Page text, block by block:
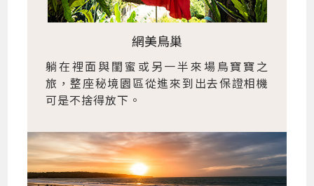
網美鳥巢
躺在裡面與閨蜜或另一半來場鳥寶寶之
旅，整座秘境園區從進來到出去保證相機
可是不捨得放下。